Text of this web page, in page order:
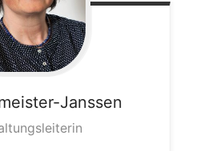
Janssen